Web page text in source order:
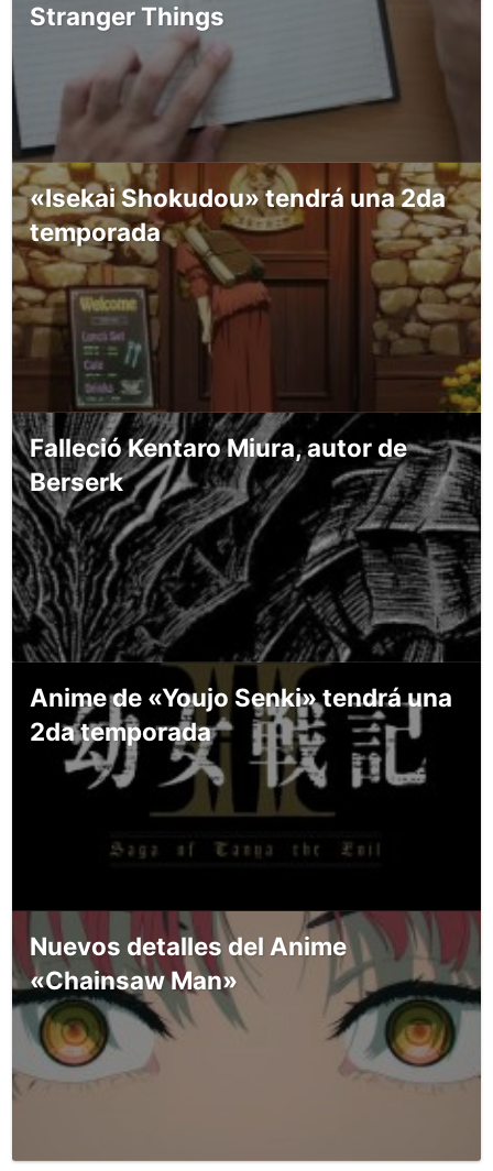
Stranger Things
«Isekai Shokudou» tendrá una 2da
temporada
Falleció Kentaro Miura, autor de
Berserk
Anime de «Youjo Senki» tendrá una
2da temporada
Nuevos detalles del Anime
«Chainsaw Man»